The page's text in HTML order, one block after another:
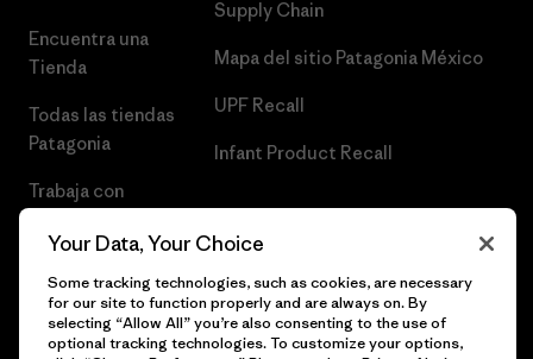
Encuentra una
Tienda
Todas las tiendas
Patagonia
Trabaja con
Supply Chain
Mapa del sitio Patagonia México
UPF Recall
Infant Product Recall
Your Data, Your Choice
Some tracking technologies, such as cookies, are necessary
for our site to function properly and are always on. By
selecting “Allow All” you’re also consenting to the use of
optional tracking technologies. To customize your options,